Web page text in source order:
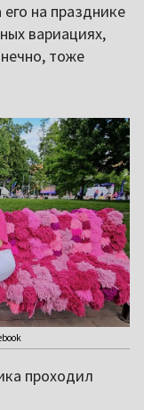
на празднике
вариациях,
тоже
проходил